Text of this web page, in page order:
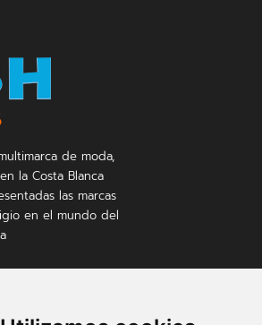
de moda,
la Costa Blanca
las marcas
en el mundo del